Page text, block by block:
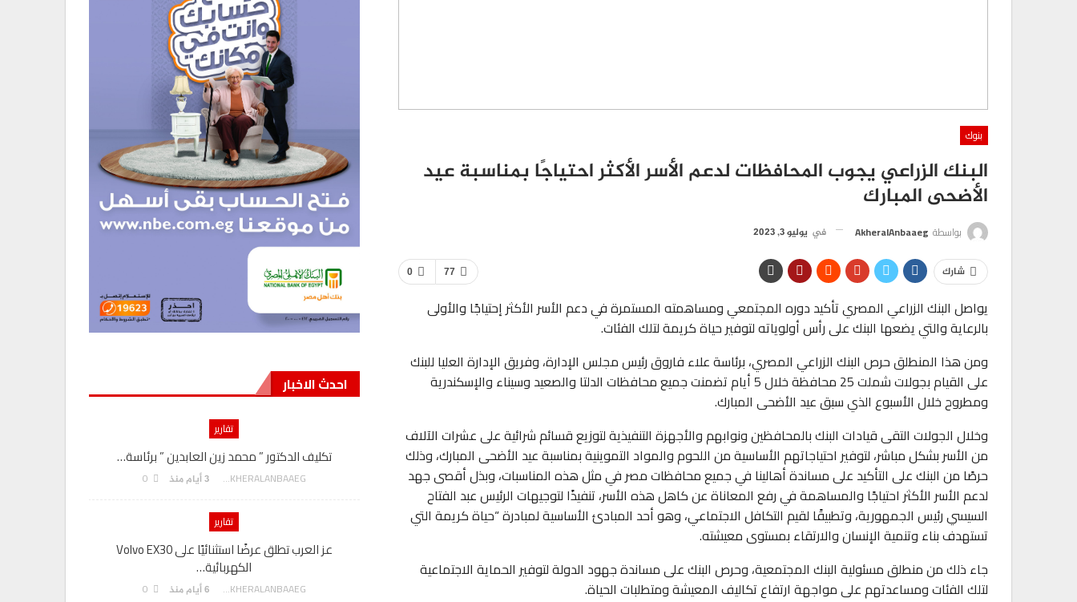
بنوك
البنك الزراعي يجوب المحافظات لدعم الأسر الأكثر احتياجًا بمناسبة عيد
الأضحى المبارك
بواسطة AkheralAnbaaeg في يوليو 3, 2023
0 77 شارك
يواصل البنك الزراعي المصري تأكيد دوره المجتمعي ومساهمته المستمرة في دعم الأسر الأكثر إحتياجًا والأولى
بالرعاية والتي يضعها البنك على رأس أولوياته لتوفير حياة كريمة لتلك الفئات.
ومن هذا المنطلق حرص البنك الزراعي المصري، برئاسة علاء فاروق رئيس مجلس الإدارة، وفريق الإدارة العليا للبنك
على القيام بجولات شملت 25 محافظة خلال 5 أيام تضمنت جميع محافظات الدلتا والصعيد وسيناء والإسكندرية
ومطروح خلال الأسبوع الذي سبق عيد الأضحى المبارك.
وخلال الجولات التقى قيادات البنك بالمحافظين ونوابهم والأجهزة التنفيذية لتوزيع قسائم شرائية على عشرات الآلاف
من الأسر بشكل مباشر، لتوفير احتياجاتهم الأساسية من اللحوم والمواد التموينية بمناسبة عيد الأضحى المبارك، وذلك
حرصًا من البنك على التأكيد على مساندة أهالينا في جميع محافظات مصر في مثل هذه المناسبات، وبذل أقصى جهد
لدعم الأسر الأكثر احتياجًا والمساهمة في رفع المعاناة عن كاهل هذه الأسر، تنفيذًا لتوجيهات الرئيس عبد الفتاح
السيسي رئيس الجمهورية، وتطبيقًا لقيم التكافل الاجتماعي، وهو أحد المبادئ الأساسية لمبادرة “حياة كريمة التي
تستهدف بناء وتنمية الإنسان والارتقاء بمستوى معيشته.
جاء ذلك من منطلق مسئولية البنك المجتمعية، وحرص البنك على مساندة جهود الدولة لتوفير الحماية الاجتماعية
لتلك الفئات ومساعدتهم على مواجهة ارتفاع تكاليف المعيشة ومتطلبات الحياة.
احدث الاخبار
تقارير
هدي يسى” متحدث رئيسى فى ندوة المجلس العربي
للثقافة…
AKHERALANBAAEG أسبوع واحد منذ 0
تقارير
بنك مصر يوقع بروتوكول تعاون مع مؤسسة مصر الخير
لتشغيل 50…
اقتصاد
بنك مصر يشارك في مبادرة “حدث بياناتك في مصر”…
AKHERALANBAAEG يوم واحد منذ 0
اقتصاد
الصحية…
تقارير
تكليف الدكتور ” محمد زين العابدين ” برئاسة…
AKHERALANBAAEG 3 أيام منذ
تقارير
عز العرب تطلق عرضًا استثنائيًا على Volvo EX30
الكهربائية…
AKHERALANBAAEG 6 أيام منذ